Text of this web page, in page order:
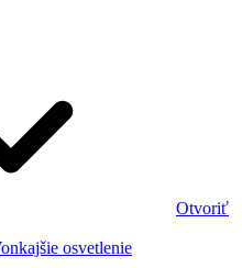
Otvoriť
osvetlenie